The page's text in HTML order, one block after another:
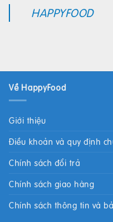
HAPPYFOOD
Về HappyFood
Giới thiệu
Điều khoản và quy định
Chính sách đổi trả
Chính sách giao hàng
Chính sách thông tin và